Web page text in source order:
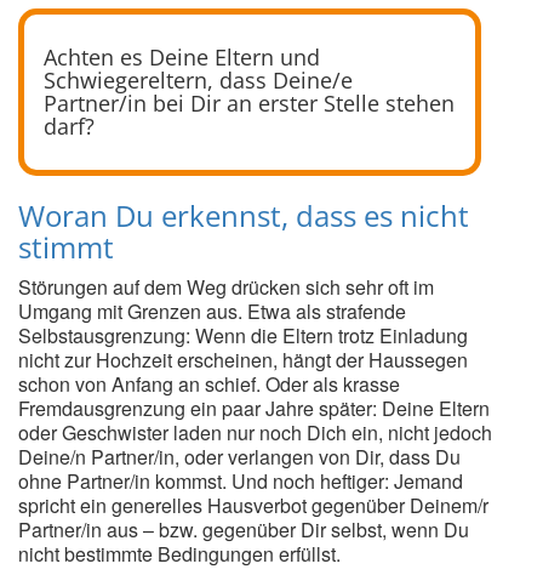
Achten es Deine Eltern und
Schwiegereltern, dass Deine/e
Partner/in bei Dir an erster Stelle stehen
darf?
Woran Du erkennst, dass es nicht
stimmt
Störungen auf dem Weg drücken sich sehr oft im
Umgang mit Grenzen aus. Etwa als strafende
Selbstausgrenzung: Wenn die Eltern trotz Einladung
nicht zur Hochzeit erscheinen, hängt der Haussegen
schon von Anfang an schief. Oder als krasse
Fremdausgrenzung ein paar Jahre später: Deine Eltern
oder Geschwister laden nur noch Dich ein, nicht jedoch
Deine/n Partner/in, oder verlangen von Dir, dass Du
ohne Partner/in kommst. Und noch heftiger: Jemand
spricht ein generelles Hausverbot gegenüber Deinem/r
Partner/in aus – bzw. gegenüber Dir selbst, wenn Du
nicht bestimmte Bedingungen erfüllst.